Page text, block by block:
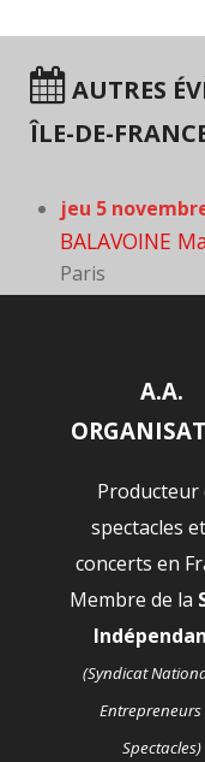
AUTRES
ÎLE-DE-
jeu 5
BALAVOINE
Paris
A.A.
Producteur
spectacles
concerts en
Membre de la
(Syndicat
Entrepreneurs
Spectacles)